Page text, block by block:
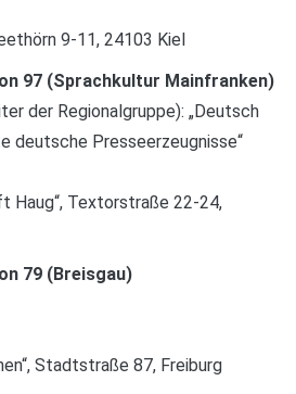
9-11, 24103 Kiel
97 (Sprachkultur Mainfranken)
der Regionalgruppe): „Deutsch
deutsche Presseerzeugnisse“
Haug“, Textorstraße 22-24,
79 (Breisgau)
Stadtstraße 87, Freiburg